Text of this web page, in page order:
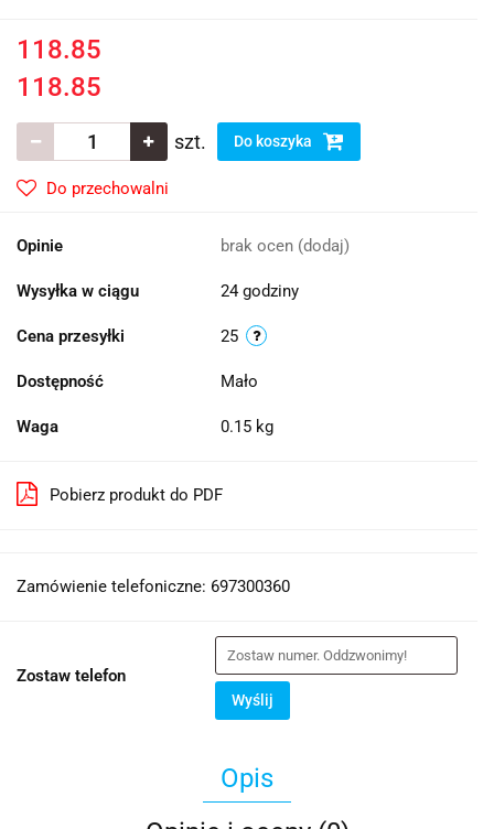
118.85
118.85
szt. Do koszyka
Do przechowalni
Opinie brak ocen (dodaj)
Wysyłka w ciągu 24 godziny
Cena przesyłki 25
Dostępność Mało
Waga 0.15 kg
Pobierz produkt do PDF
Zamówienie telefoniczne: 697300360
Zostaw telefon
Wyślij
Opis